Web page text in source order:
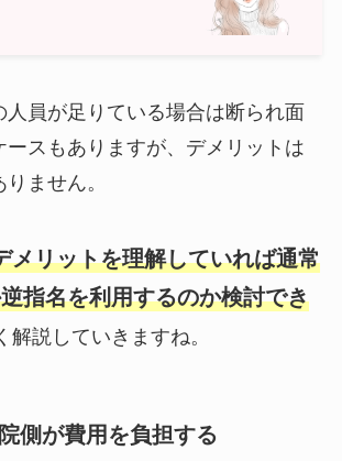
人員が足りている場合は断られ面
ースもありますが、デメリットは
ません。
メリットを理解していれば通常
指名を利用するのか検討でき
解説していきますね。
側が費用を負担する